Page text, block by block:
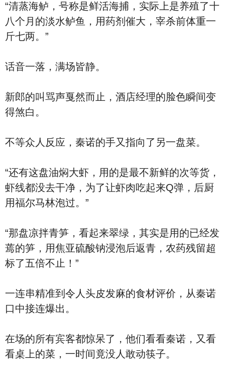
“清蒸海鲈，号称是鲜活海捕，实际上是养殖了十
八个月的淡水鲈鱼，用药剂催大，宰杀前体重一
斤七两。”
话音一落，满场皆静。
新郎的叫骂声戛然而止，酒店经理的脸色瞬间变
得煞白。
不等众人反应，秦诺的手又指向了另一盘菜。
“还有这盘油焖大虾，用的是最不新鲜的次等货，
虾线都没去干净，为了让虾肉吃起来Q弹，后厨
用福尔马林泡过。”
“那盘凉拌青笋，看起来翠绿，其实是用的已经发
蔫的笋，用焦亚硫酸钠浸泡后返青，农药残留超
标了五倍不止！”
一连串精准到令人头皮发麻的食材评价，从秦诺
口中接连爆出。
在场的所有宾客都惊呆了，他们看看秦诺，又看
看桌上的菜，一时间竟没人敢动筷子。